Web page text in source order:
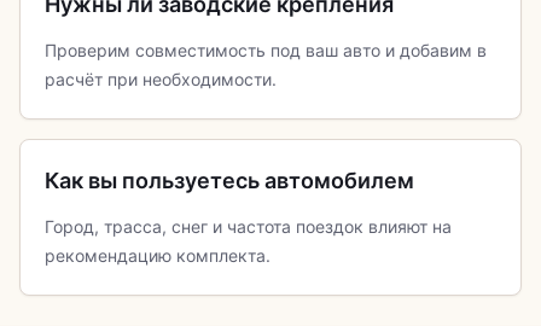
Проверим совместимость под ваш авто и добавим в
расчёт при необходимости.
Как вы пользуетесь автомобилем
Город, трасса, снег и частота поездок влияют на
рекомендацию комплекта.